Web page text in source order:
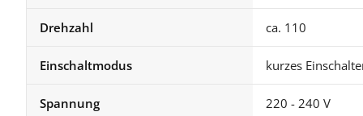
Drehzahl ca. 110
Einschaltmodus kurzes
Spannung 220 - 240 V